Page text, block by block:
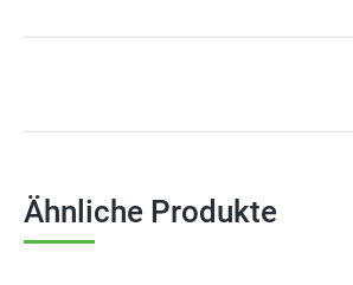
Ähnliche Produkte